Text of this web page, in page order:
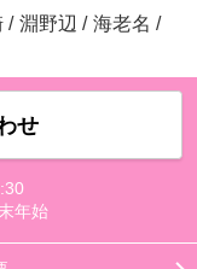
/ 淵野辺 / 海老名 /
せ
年始